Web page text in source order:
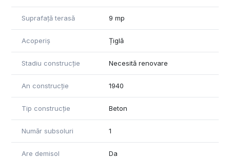
Suprafață terasă 9 mp
Acoperiș Țiglă
Stadiu construcție Necesită renovare
An construcție 1940
Tip construcție Beton
Număr subsoluri 1
Are demisol Da